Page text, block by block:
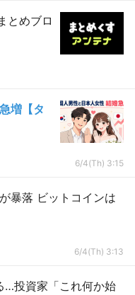
とめブロ
増【タ
6/4(Th) 3:15
暴落 ビットコインは
6/4(Th) 3:13
…投資家「これ何か始